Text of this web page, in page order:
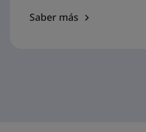
Saber más